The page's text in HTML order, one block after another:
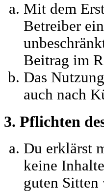
Mit dem
Betreiber
Beitrag im
Das
auch nach
3. Pflichten
Du erklärst
keine
guten Sitten